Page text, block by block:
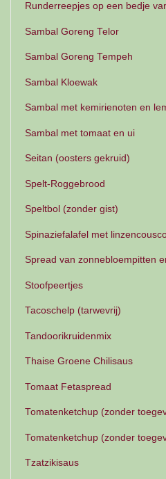
Runderreepjes op een bedje
Sambal Goreng Telor
Sambal Goreng Tempeh
Sambal Kloewak
Sambal met kemirienoten en
Sambal met tomaat en ui
Seitan (oosters gekruid)
Spelt-Roggebrood
Speltbol (zonder gist)
Spinaziefalafel met
Spread van zonnebloempitten
Stoofpeertjes
Tacoschelp (tarwevrij)
Tandoorikruidenmix
Thaise Groene Chilisaus
Tomaat Fetaspread
Tomatenketchup (zonder
Tomatenketchup (zonder
Tzatzikisaus